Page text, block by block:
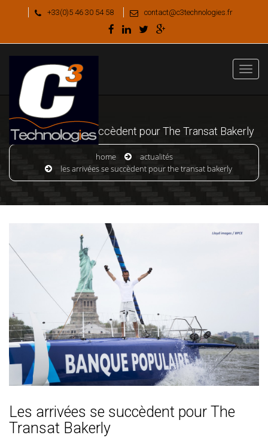
+33(0)5 46 30 54 58 contact@c3technologies.fr
Les arrivées se succèdent pour The Transat Bakerly
home
actualités
les arrivées se succèdent pour the transat bakerly
Les arrivées se succèdent pour The
Transat Bakerly